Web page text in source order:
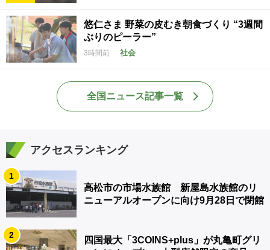
悠仁さま 野菜の皮むき朝食づくり “3週間
ぶりのピーラー”
3時間前 社会
全国ニュース記事一覧
アクセスランキング
1
高松市の市場水族館 新屋島水族館のリ
ニューアルオープンに向け9月28日で閉館
2
四国最大「3COINS+plus」が丸亀町グリ